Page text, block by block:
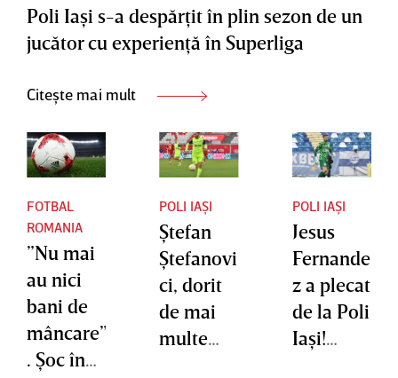
Poli Iaşi s-a despărţit în plin sezon de un
jucător cu experienţă în Superliga
Citește mai mult
FOTBAL
ROMANIA
”Nu mai
au nici
bani de
mâncare”
. Şoc în
POLI IAȘI
Ştefan
Ştefanovi
ci, dorit
de mai
multe
POLI IAȘI
Jesus
Fernande
z a plecat
de la Poli
Iaşi!